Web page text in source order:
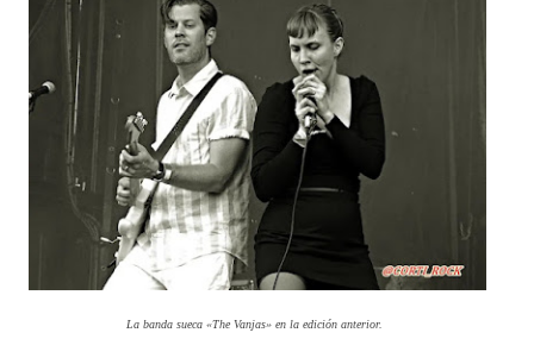
La banda sueca «The Vanjas» en la edición anterior.